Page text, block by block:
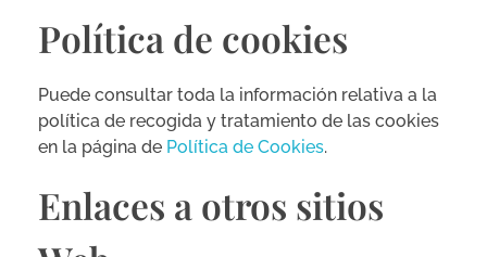
Política de cookies
Puede consultar toda la información relativa a la
política de recogida y tratamiento de las cookies
en la página de Política de Cookies.
Enlaces a otros sitios